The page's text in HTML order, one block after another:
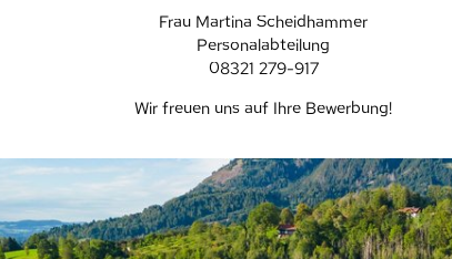
Frau Martina Scheidhammer
Personalabteilung
08321 279-917
Wir freuen uns auf Ihre Bewerbung!